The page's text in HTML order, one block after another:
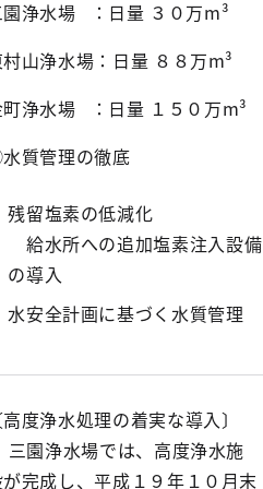
浄水場
：日量 ３０万m³
山浄水場 ：日量 ８８万m³
浄水場
：日量 １５０万m³
質管理の徹底
残留塩素の低減化
給水所への追加塩素注入設備
の導入
水安全計画に基づく水質管理
度浄水処理の着実な導入〕
園浄水場では、高度浄水施
完成し、平成１９年１０月末